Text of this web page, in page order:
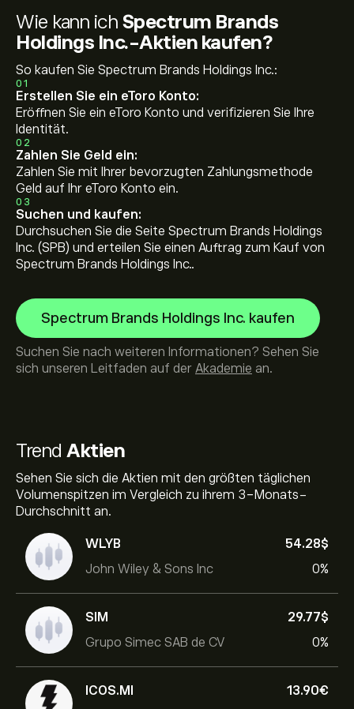
Trend Aktien
Sehen Sie sich die Aktien mit den größten täglichen
Volumenspitzen im Vergleich zu ihrem 3-Monats-
Durchschnitt an.
WLYB
John Wiley & Sons Inc
54.28‎$‎
0%
SIM
Grupo Simec SAB de CV
29.77‎$‎
0%
ICOS.MI
13.90‎€‎
Wie kann ich Spectrum Brands
Holdings Inc.-Aktien kaufen?
So kaufen Sie Spectrum Brands Holdings Inc.:
01
Erstellen Sie ein eToro Konto:
Eröffnen Sie ein eToro Konto und verifizieren Sie Ihre
Identität.
02
Zahlen Sie Geld ein:
Zahlen Sie mit Ihrer bevorzugten Zahlungsmethode
Geld auf Ihr eToro Konto ein.
03
Suchen und kaufen:
Durchsuchen Sie die Seite Spectrum Brands Holdings
Inc. (SPB) und erteilen Sie einen Auftrag zum Kauf von
Spectrum Brands Holdings Inc..
Spectrum Brands Holdings Inc. kaufen
Suchen Sie nach weiteren Informationen? Sehen Sie
sich unseren Leitfaden auf der Akademie an.